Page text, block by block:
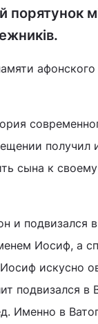
получил
сына к
и подвизался
Иосиф, а
искусно
подвизался в
Именно в